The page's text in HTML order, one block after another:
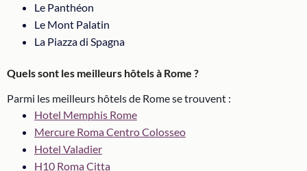
Le Panthéon
Le Mont Palatin
La Piazza di Spagna
Quels sont les meilleurs hôtels à Rome ?
Parmi les meilleurs hôtels de Rome se trouvent :
Hotel Memphis Rome
Mercure Roma Centro Colosseo
Hotel Valadier
H10 Roma Citta